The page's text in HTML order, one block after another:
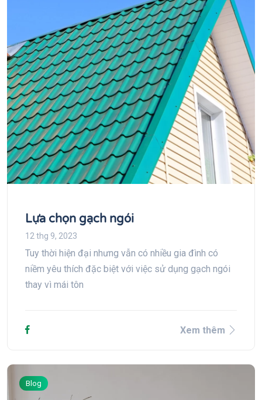
Lựa chọn gạch ngói
12 thg 9, 2023
Tuy thời hiện đại nhưng vẫn có nhiều gia đình có
niềm yêu thích đặc biệt với việc sử dụng gạch ngói
thay vì mái tôn
Xem thêm
Blog